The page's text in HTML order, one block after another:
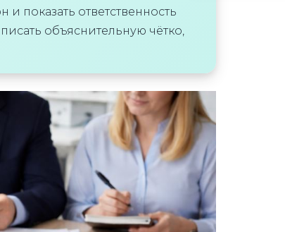
показать ответственность
объяснительную чётко,